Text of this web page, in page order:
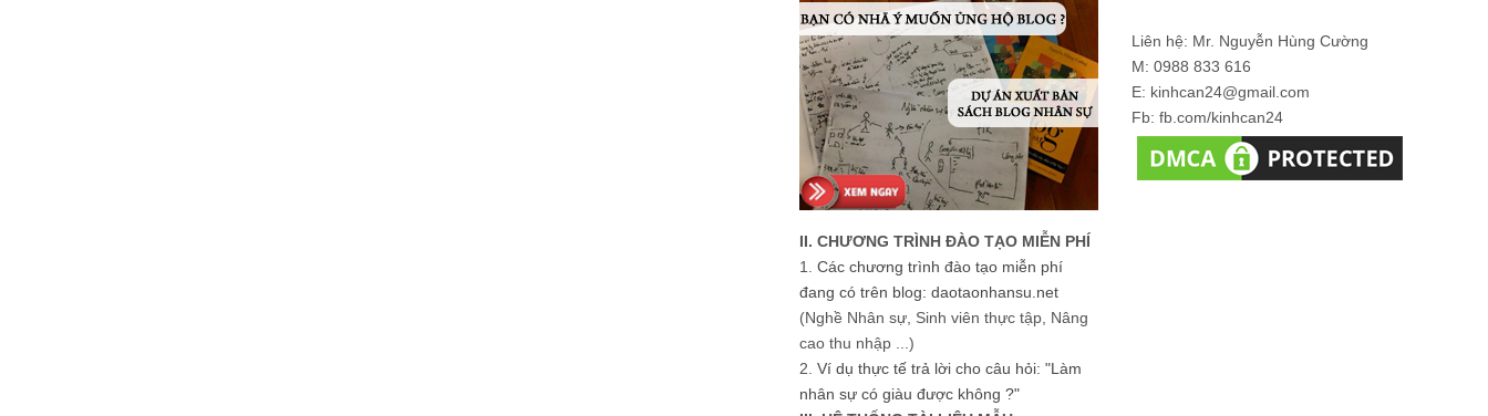
II. CHƯƠNG TRÌNH ĐÀO TẠO MIỄN PHÍ
1. Các chương trình đào tạo miễn phí
đang có trên blog: daotaonhansu.net
(Nghề Nhân sự, Sinh viên thực tập, Nâng
cao thu nhập ...)
2. Ví dụ thực tế trả lời cho câu hỏi: "Làm
nhân sự có giàu được không ?"
Liên hệ: Mr. Nguyễn Hùng Cường
M: 0988 833 616
E: kinhcan24@gmail.com
Fb: fb.com/kinhcan24